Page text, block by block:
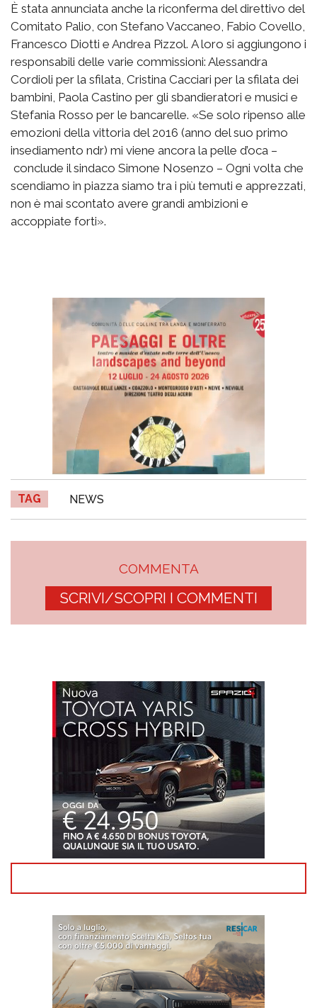
È stata annunciata anche la riconferma del direttivo del
Comitato Palio, con Stefano Vaccaneo, Fabio Covello,
Francesco Diotti e Andrea Pizzol. A loro si aggiungono i
responsabili delle varie commissioni: Alessandra
Cordioli per la sfilata, Cristina Cacciari per la sfilata dei
bambini, Paola Castino per gli sbandieratori e musici e
Stefania Rosso per le bancarelle. «Se solo ripenso alle
emozioni della vittoria del 2016 (anno del suo primo
insediamento ndr) mi viene ancora la pelle d’oca –
conclude il sindaco Simone Nosenzo – Ogni volta che
scendiamo in piazza siamo tra i più temuti e apprezzati,
non è mai scontato avere grandi ambizioni e
accoppiate forti».
TAG NEWS
COMMENTA
SCRIVI/SCOPRI I COMMENTI